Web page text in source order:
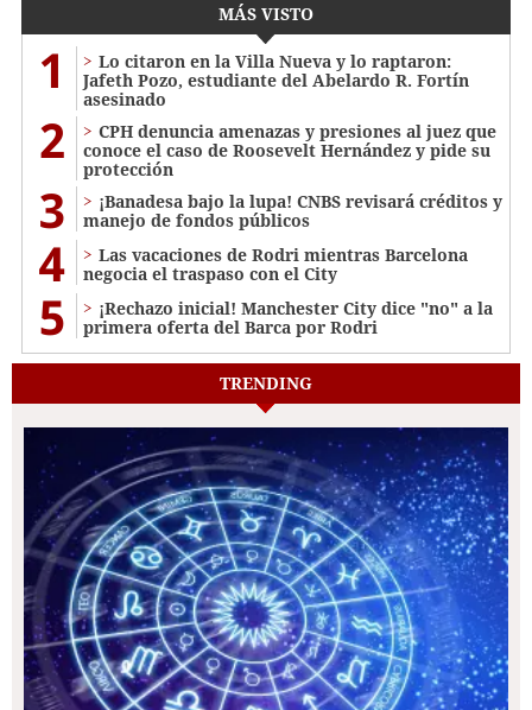
MÁS VISTO
1
Lo citaron en la Villa Nueva y lo raptaron:
Jafeth Pozo, estudiante del Abelardo R. Fortín
asesinado
2
CPH denuncia amenazas y presiones al juez que
conoce el caso de Roosevelt Hernández y pide su
protección
3
¡Banadesa bajo la lupa! CNBS revisará créditos y
manejo de fondos públicos
4
Las vacaciones de Rodri mientras Barcelona
negocia el traspaso con el City
5
¡Rechazo inicial! Manchester City dice "no" a la
primera oferta del Barca por Rodri
TRENDING